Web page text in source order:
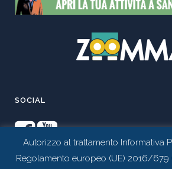
SOCIAL
Autorizzo al trattamento Informativa
Regolamento europeo (UE) 2016/679